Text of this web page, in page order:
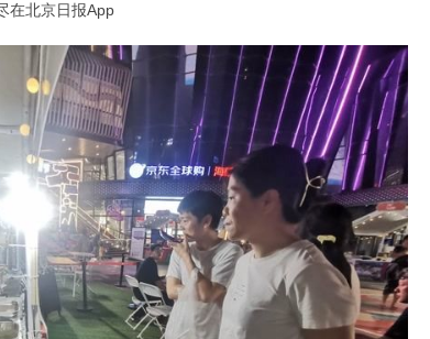
在北京日报App